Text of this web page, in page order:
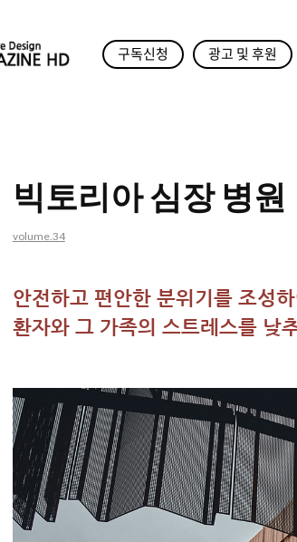
구독신청 광고 및 후원
빅토리아 심장 병원
volume.34
안전하고 편안한 분위기를 조성하
환자와 그 가족의 스트레스를 낮